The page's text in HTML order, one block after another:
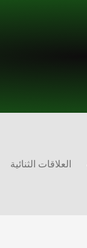
العلاقات الثنائية